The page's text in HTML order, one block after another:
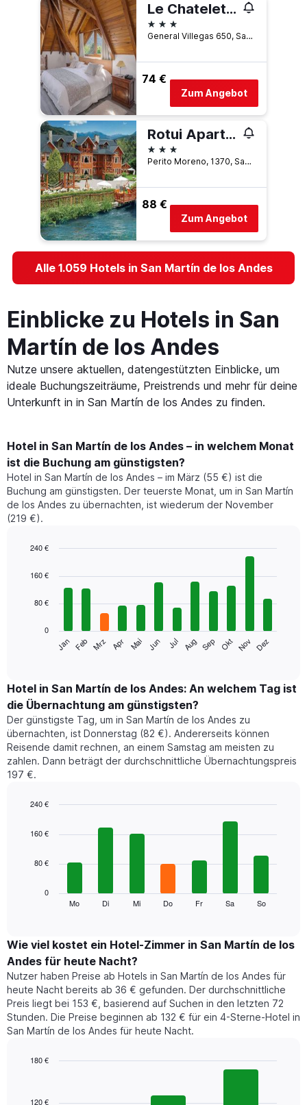
Le Chatelet Hotel
3 Sterne
General Villegas 650, San Martín de los Andes, Neuquén, Argentinien
74 €
Zum Angebot
Rotui Apart Hotel
3 Sterne
Perito Moreno, 1370, San Martín de los Andes, Neuquén, Argentinien
88 €
Zum Angebot
Alle 1.059 Hotels in San Martín de los Andes
Einblicke zu Hotels in San
Martín de los Andes
Nutze unsere aktuellen, datengestützten Einblicke, um
ideale Buchungszeiträume, Preistrends und mehr für deine
Unterkunft in in San Martín de los Andes zu finden.
Hotel in San Martín de los Andes – in welchem Monat
ist die Buchung am günstigsten?
Hotel in San Martín de los Andes – im März (55 €) ist die
Buchung am günstigsten. Der teuerste Monat, um in San Martín
de los Andes zu übernachten, ist wiederum der November
(219 €).
chart
bars.
folgende
den
durchschnittlichen
Zimmerpreis
im
jeweiligen
Monat
an.
Das
hat
X-
die
anzeigt.
1
Y-
Achse,
die
den
durchschnittlichen
Zimmerpreis
anzeigt.
graphic.
Jan Feb Mrz Apr Mai Jun Jul Aug Sep Okt Nov Dez
0
80 €
160 €
240 €
Hotel in San Martín de los Andes: An welchem Tag ist
die Übernachtung am günstigsten?
Der günstigste Tag, um in San Martín de los Andes zu
übernachten, ist Donnerstag (82 €). Andererseits können
Reisende damit rechnen, an einem Samstag am meisten zu
zahlen. Dann beträgt der durchschnittliche Übernachtungspreis
197 €.
chart
bars.
den
durchschnittlichen
Preis
eines
Zimmers
für
den
jeweiligen
Das
Mo Di Mi Do Fr Sa So
0
80 €
160 €
240 €
Wie viel kostet ein Hotel-Zimmer in San Martín de los
Andes für heute Nacht?
Nutzer haben Preise ab Hotels in San Martín de los Andes für
heute Nacht bereits ab 36 € gefunden. Der durchschnittliche
Preis liegt bei 153 €, basierend auf Suchen in den letzten 72
Stunden. Die Preise beginnen ab 132 € für ein 4-Sterne-Hotel in
San Martín de los Andes für heute Nacht.
with
120 €
180 €